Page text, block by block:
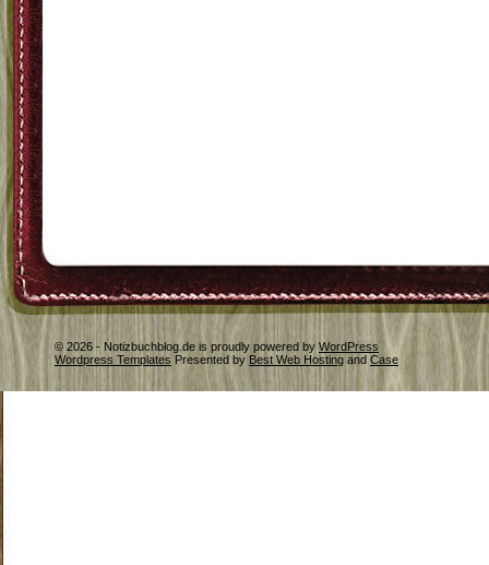
© 2026 - Notizbuchblog.de is proudly powered by WordPress
Wordpress Templates Presented by Best Web Hosting and Case